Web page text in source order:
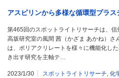
アスピリンから多様な循環型プラス
第465回のスポットライトリサーチは、
高坂研究室の風間 茜（かざま あかね）さ
は、ポリアクリレートを様々に機能化し
き出す研究を主軸テ…
2023/1/30 スポットライトリサーチ, 化